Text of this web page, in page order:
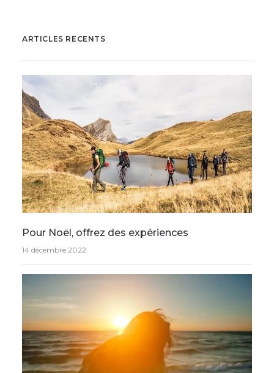
ARTICLES RECENTS
Pour Noël, offrez des expériences
14 décembre 2022